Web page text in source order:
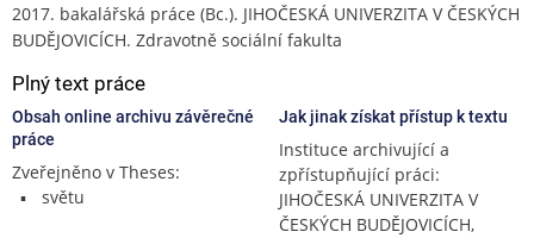
2017. bakalářská práce (Bc.). JIHOČESKÁ UNIVERZITA V ČESKÝCH
BUDĚJOVICÍCH. Zdravotně sociální fakulta
Plný text práce
Obsah online archivu závěrečné
práce
Zveřejněno v Theses:
světu
Jak jinak získat přístup k textu
Instituce archivující a
zpřístupňující práci:
JIHOČESKÁ UNIVERZITA V
ČESKÝCH BUDĚJOVICÍCH,